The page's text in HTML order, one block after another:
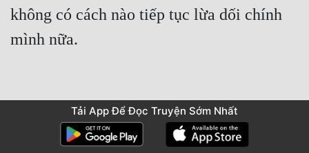
không có cách nào tiếp tục lừa dối chính
mình nữa.
Khác với suy nghĩ của Vân Thanh Thanh,
nội tâm hắn đã muốn tha thứ cho nàng, lúc
Tải App Để Đọc Truyện Sớm Nhất